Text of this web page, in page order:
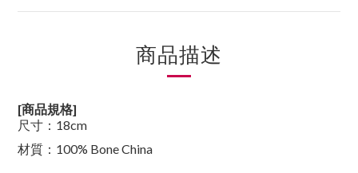
商品描述
[商品規格]
尺寸： 18cm
材質： 100% Bone China